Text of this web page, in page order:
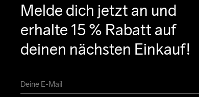
Melde dich jetzt an und
erhalte 15 % Rabatt auf
deinen nächsten Einkauf!